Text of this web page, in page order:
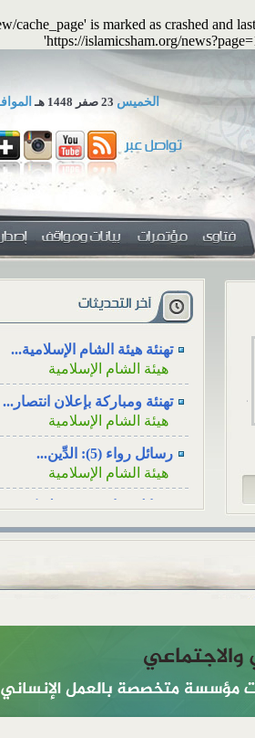
cache_page' is marked as crashed and
'https://islamicsham.org/
الخميس 23 صفر 1448 هـ
هل يجوز جعلُ المهرِ منفعةً معنوية؟
هل يجوز جعلُ المهرِ منفعةً
معنوية؟ السؤال: هل يجوز أن
يكون المهرُ منفعةً أو خِدمةً
هل تجوز الاستعاضة عن
المكتب العلمي ـ هيئة الشام...
تهنئة هيئة الشام الإسلامية...
هيئة الشام الإسلامية
تهنئة ومباركة بإعلان انتصار...
هيئة الشام الإسلامية
رسائل رواء (5): الدِّين...
هيئة الشام الإسلامية
رسائل رواء (4): فينظرَ كيف...
رسائل رواء (2): أوَلا يرون...
هيئة الشام الإسلامية
أحكامُ الجوائز في المسابقات...